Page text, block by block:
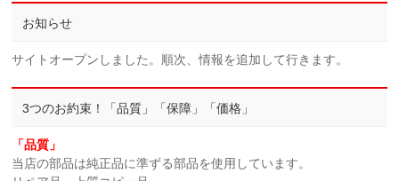
お知らせ
サイトオープンしました。順次、情報を追加して行きます。
3つのお約束！「品質」「保障」「価格」
「品質」
当店の部品は純正品に準ずる部品を使用しています。